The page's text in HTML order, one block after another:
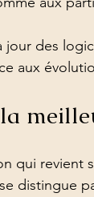
jour des
aux
qui revient
distingue